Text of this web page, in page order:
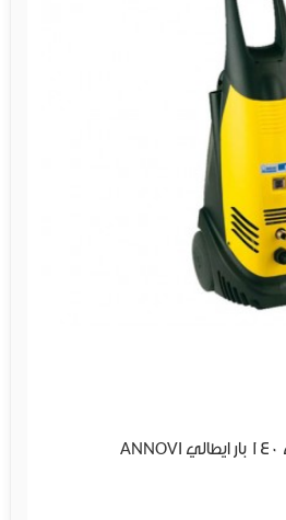
مضخة غسيل ضغط عالي 140 بار ايطالي ANNOVI